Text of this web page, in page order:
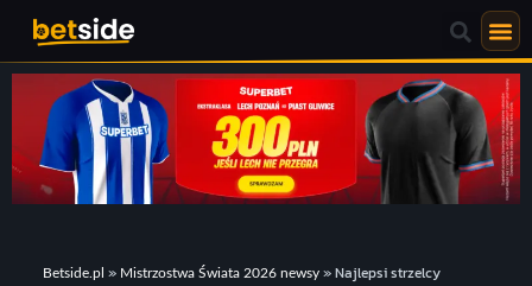
Betside.pl » Mistrzostwa Świata 2026 newsy»Najlepsi strzelcy